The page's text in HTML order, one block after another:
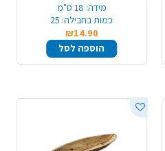
מידה: 18 ס"מ
כמות בחבילה: 25
₪14.90
הוספה לסל